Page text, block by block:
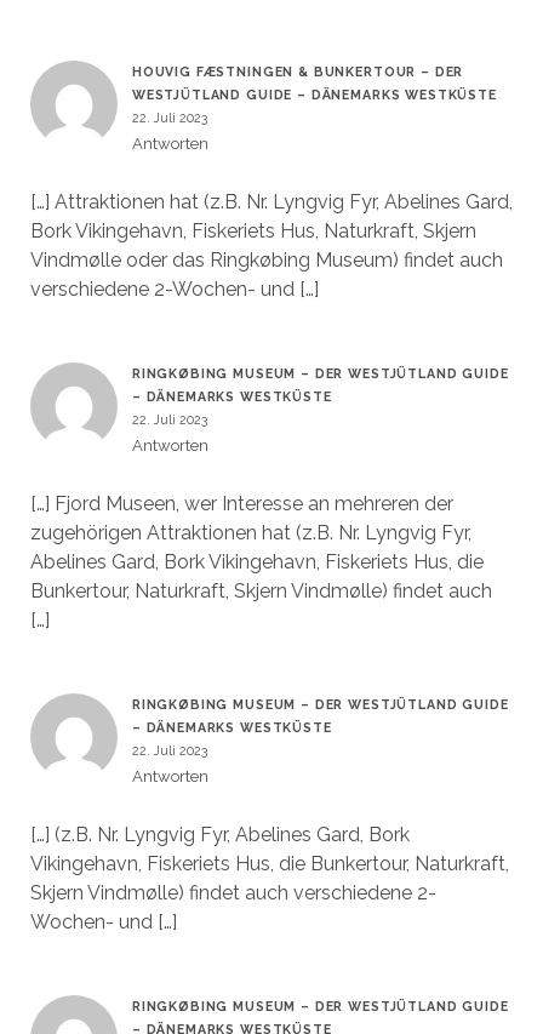
HOUVIG FÆSTNINGEN & BUNKERTOUR – DER
WESTJÜTLAND GUIDE – DÄNEMARKS WESTKÜSTE
22. Juli 2023
Antworten
[…] Attraktionen hat (z.B. Nr. Lyngvig Fyr, Abelines Gard,
Bork Vikingehavn, Fiskeriets Hus, Naturkraft, Skjern
Vindmølle oder das Ringkøbing Museum) findet auch
verschiedene 2-Wochen- und […]
RINGKØBING MUSEUM – DER WESTJÜTLAND GUIDE
– DÄNEMARKS WESTKÜSTE
22. Juli 2023
Antworten
[…] Fjord Museen, wer Interesse an mehreren der
zugehörigen Attraktionen hat (z.B. Nr. Lyngvig Fyr,
Abelines Gard, Bork Vikingehavn, Fiskeriets Hus, die
Bunkertour, Naturkraft, Skjern Vindmølle) findet auch
[…]
RINGKØBING MUSEUM – DER WESTJÜTLAND GUIDE
– DÄNEMARKS WESTKÜSTE
22. Juli 2023
Antworten
[…] (z.B. Nr. Lyngvig Fyr, Abelines Gard, Bork
Vikingehavn, Fiskeriets Hus, die Bunkertour, Naturkraft,
Skjern Vindmølle) findet auch verschiedene 2-
Wochen- und […]
RINGKØBING MUSEUM – DER WESTJÜTLAND GUIDE
– DÄNEMARKS WESTKÜSTE